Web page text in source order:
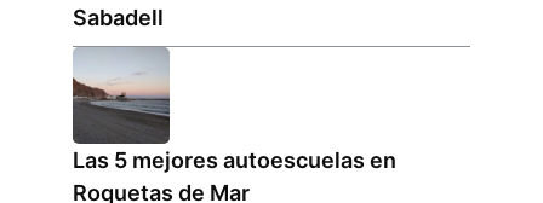
Sabadell
Las 5 mejores autoescuelas en
Roquetas de Mar